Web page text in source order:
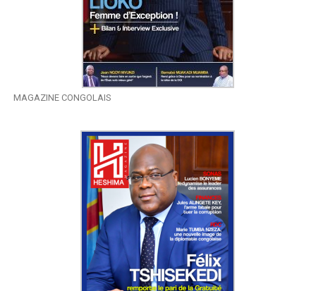
MAGAZINE CONGOLAIS